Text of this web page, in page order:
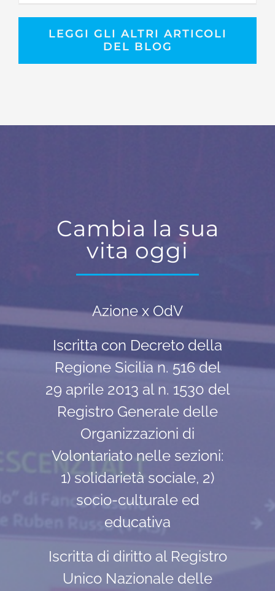
LEGGI GLI ALTRI ARTICOLI
DEL BLOG
Cambia la sua
vita oggi
Azione x OdV
Iscritta con Decreto della
Regione Sicilia n. 516 del
29 aprile 2013 al n. 1530 del
Registro Generale delle
Organizzazioni di
Volontariato nelle sezioni:
1) solidarietà sociale, 2)
socio-culturale ed
educativa
Iscritta di diritto al Registro
Unico Nazionale delle